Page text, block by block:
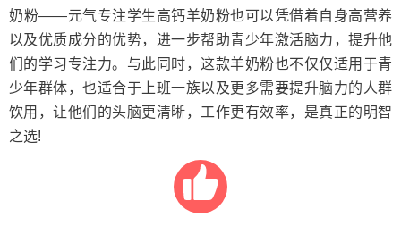
奶粉——元气专注学生高钙羊奶粉也可以凭借着自身高营养
以及优质成分的优势，进一步帮助青少年激活脑力，提升他
们的学习专注力。与此同时，这款羊奶粉也不仅仅适用于青
少年群体，也适合于上班一族以及更多需要提升脑力的人群
饮用，让他们的头脑更清晰，工作更有效率，是真正的明智
之选!